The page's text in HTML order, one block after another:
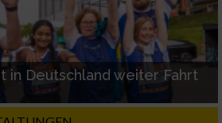
in Deutschland weiter Fahrt